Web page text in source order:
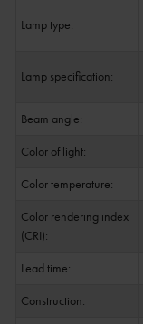
Lamp type:
Lamp specification:
Beam angle:
Color of light:
Color temperature:
Color rendering index
(CRI):
Lead time:
Construction: